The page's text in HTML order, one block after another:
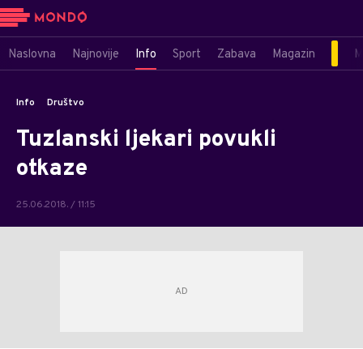
Naslovna Najnovije Info Sport Zabava Magazin
Info Društvo
Tuzlanski ljekari povukli
otkaze
25.06.2018. / 11:15